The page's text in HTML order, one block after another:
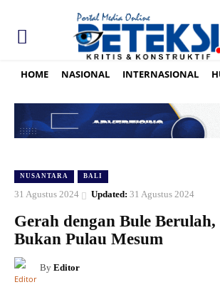
HOME NASIONAL INTERNASIONAL
NUSANTARA BALI
31 Agustus 2024 Updated: 31 Agustus 2024
Gerah dengan Bule
Bukan Pulau Mesum
By Editor